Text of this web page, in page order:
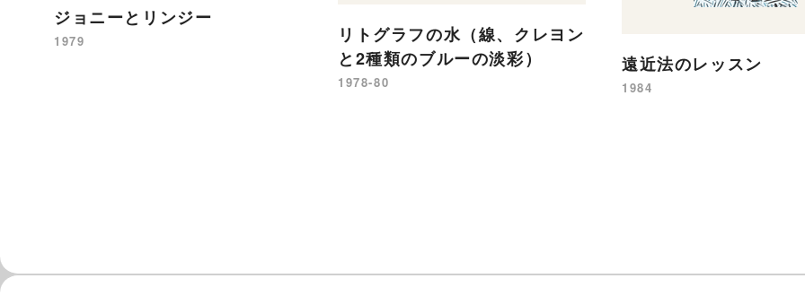
ジョニーとリンジー
1979
リトグラフの水（線、クレヨン
と2種類のブルーの淡彩）
1978-80
遠近法のレッスン
1984